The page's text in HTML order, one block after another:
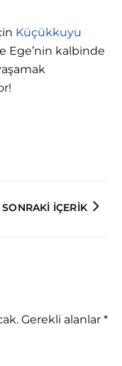
Küçükkuyu
Ege’nin kalbinde
SONRAKI İÇERIK
Gerekli alanlar *